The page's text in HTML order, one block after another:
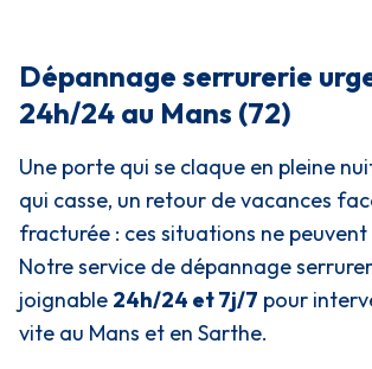
Dépannage serrurerie
24h/24 au Mans (72)
Une porte qui se claque en pleine
qui casse, un retour de vacances
fracturée : ces situations ne
Notre service de dépannage
joignable 24h/24 et 7j/7 pour
vite au Mans et en Sarthe.